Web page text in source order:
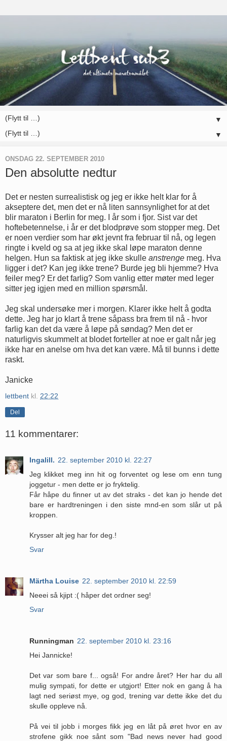
▼
▼
ONSDAG 22. SEPTEMBER 2010
Den absolutte nedtur
Det er nesten surrealistisk og jeg er ikke helt klar for å
akseptere det, men det er nå liten sannsynlighet for at det
blir maraton i Berlin for meg. I år som i fjor. Sist var det
hoftebetennelse, i år er det blodprøve som stopper meg. Det
er noen verdier som har økt jevnt fra februar til nå, og legen
ringte i kveld og sa at jeg ikke skal løpe maraton denne
helgen. Hun sa faktisk at jeg ikke skulle anstrenge meg. Hva
ligger i det? Kan jeg ikke trene? Burde jeg bli hjemme? Hva
feiler meg? Er det farlig? Som vanlig etter møter med leger
sitter jeg igjen med en million spørsmål.
Jeg skal undersøke mer i morgen. Klarer ikke helt å godta
dette. Jeg har jo klart å trene såpass bra frem til nå - hvor
farlig kan det da være å løpe på søndag? Men det er
naturligvis skummelt at blodet forteller at noe er galt når jeg
ikke har en anelse om hva det kan være. Må til bunns i dette
raskt.
Janicke
lettbent kl. 22:22
Del
11 kommentarer:
Ingalill. 22. september 2010 kl. 22:27
Jeg klikket meg inn hit og forventet og lese om enn tung
joggetur - men dette er jo fryktelig.
Får håpe du finner ut av det straks - det kan jo hende det
bare er hardtreningen i den siste mnd-en som slår ut på
kroppen.
Krysser alt jeg har for deg.!
Svar
Märtha Louise 22. september 2010 kl. 22:59
Neeei så kjipt :( håper det ordner seg!
Svar
Runningman 22. september 2010 kl. 23:16
Hei Jannicke!
Det var som bare f... også! For andre året? Her har du all
mulig sympati, for dette er utgjort! Etter nok en gang å ha
lagt ned seriøst mye, og god, trening var dette ikke det du
skulle oppleve nå.
På vei til jobb i morges fikk jeg en låt på øret hvor en av
strofene gikk noe sånt som "Bad news never had good